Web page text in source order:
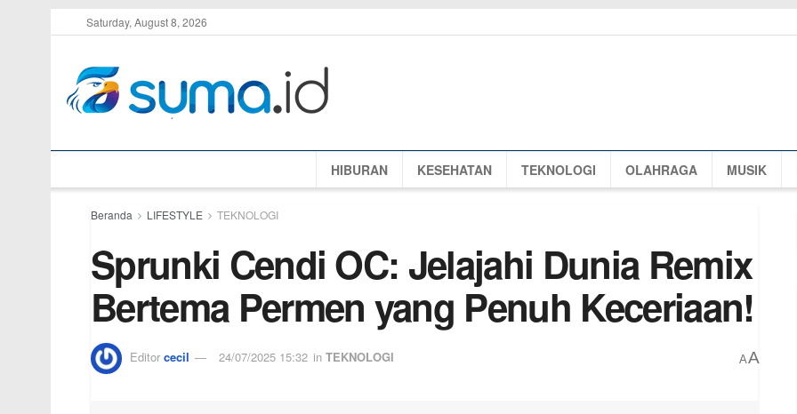
Saturday, August 8, 2026
HIBURAN KESEHATAN TEKNOLOGI OLAHRAGA MUSIK
Beranda LIFESTYLE TEKNOLOGI
Sprunki Cendi OC: Jelajahi Dunia Remix
Bertema Permen yang Penuh Keceriaan!
Editor cecil 24/07/2025 15:32 in TEKNOLOGI AA